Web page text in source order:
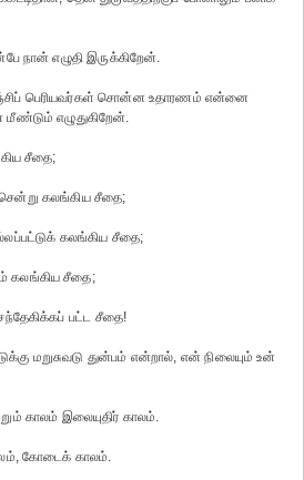
நான் எழுதி இருக்கிறேன்.
பெரியவர்கள் சொன்ன உதாரணம் என்னை
எழுதுகிறேன்.
சீதை;
கலங்கிய சீதை;
கலங்கிய சீதை;
கலங்கிய சீதை;
பட்ட சீதை!
மறுசுவடு துன்பம் என்றால், என் நிலையும் உன்
காலம் இலையுதிர் காலம்.
கோடைக் காலம்.